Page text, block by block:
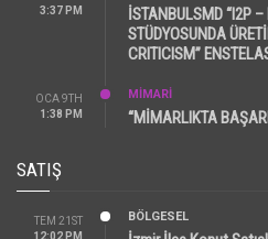
3:37 PM
İSTANBULSMD “I2P –
STÜDYOSUNDA
CRITICISM”
OCA 9TH
1:38 PM
MİMARİ
“MİMARLIKTA
SATIŞ
TEM 21ST
12:02 PM
BÖLGESEL